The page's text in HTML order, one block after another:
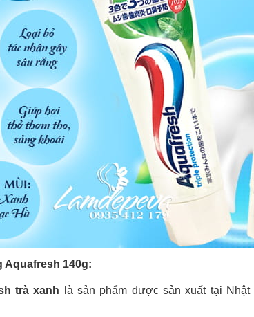
Aquafresh 140g:
trà xanh là sản phẩm được sản xuất tại